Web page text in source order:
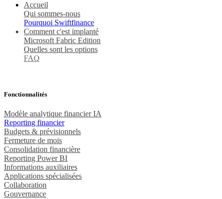
Accu​eil
Qui sommes-nous
Pourquoi Swiftfinance
Comment c'est implanté
Microsoft Fabric Edition
Quelles sont les options
FAQ
Fonctionnalités
Modèle analytique financier IA
Reporting financier
Budgets & prévisionnels
Fermeture de mois
Consolidation financière
Reporting Power BI
Informations auxiliaires
Applications spécialisées
Collaboration
Gouvernance